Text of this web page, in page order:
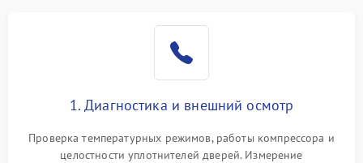
работе
2000 ₽ Подробнее →
1. Диагностика и внешний осмотр
Проверка температурных режимов, работы компрессора и
целостности уплотнителей дверей. Измерение